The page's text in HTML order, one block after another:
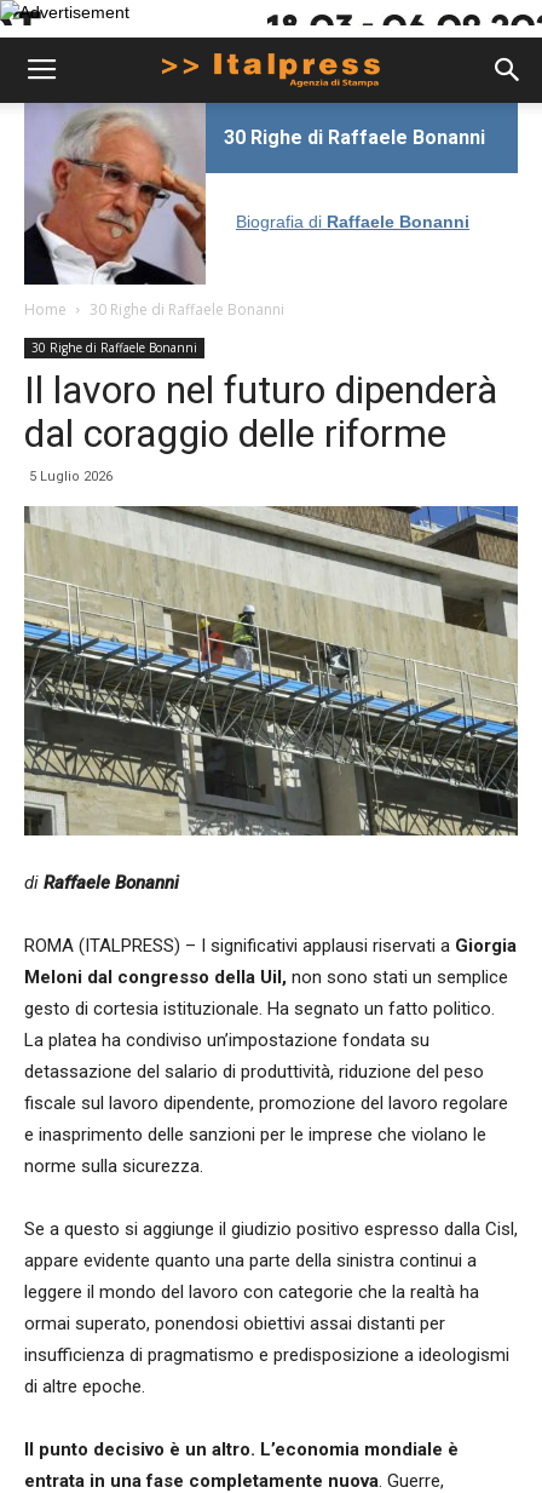
30 Righe di Raffaele Bonanni
Biografia di Raffaele Bonanni
Home 30 Righe di Raffaele Bonanni
30 Righe di Raffaele Bonanni
Il lavoro nel futuro dipenderà
dal coraggio delle riforme
5 Luglio 2026
di Raffaele Bonanni
ROMA (ITALPRESS) – I significativi applausi riservati a Giorgia
Meloni dal congresso della Uil, non sono stati un semplice
gesto di cortesia istituzionale. Ha segnato un fatto politico.
La platea ha condiviso un’impostazione fondata su
detassazione del salario di produttività, riduzione del peso
fiscale sul lavoro dipendente, promozione del lavoro regolare
e inasprimento delle sanzioni per le imprese che violano le
norme sulla sicurezza.
Se a questo si aggiunge il giudizio positivo espresso dalla Cisl,
appare evidente quanto una parte della sinistra continui a
leggere il mondo del lavoro con categorie che la realtà ha
ormai superato, ponendosi obiettivi assai distanti per
insufficienza di pragmatismo e predisposizione a ideologismi
di altre epoche.
Il punto decisivo è un altro. L’economia mondiale è
entrata in una fase completamente nuova. Guerre,